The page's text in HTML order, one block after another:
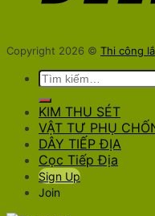
Copyright 2026 © Thi công
Tìm
kiếm:
KIM THU SÉT
VẬT TƯ PHỤ
DÂY TIẾP ĐỊA
Cọc Tiếp Địa
Sign Up
Join